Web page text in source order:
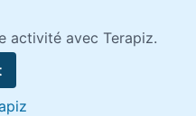
activité avec Terapiz.